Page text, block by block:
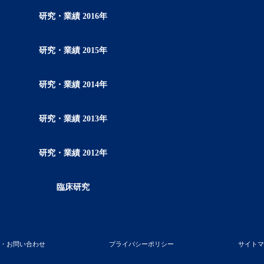
研究・業績 2016年
研究・業績 2015年
研究・業績 2014年
研究・業績 2013年
研究・業績 2012年
臨床研究
お問い合わせ プライバシーポリシー サイト